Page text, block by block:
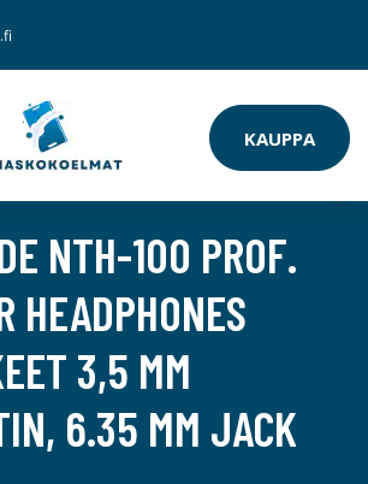
KAUPPA
NTH-100 PROF.
HEADPHONES
3,5 MM
6.35 MM JACK